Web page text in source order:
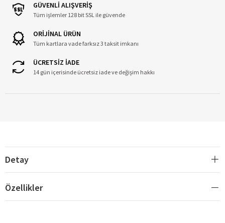
GÜVENLİ ALIŞVERİŞ
Tüm işlemler 128 bit SSL ile güvende
ORİJİNAL ÜRÜN
Tüm kartlara vade farksız 3 taksit imkanı
ÜCRETSİZ İADE
14 gün içerisinde ücretsiz iade ve değişim hakkı
Detay
Özellikler